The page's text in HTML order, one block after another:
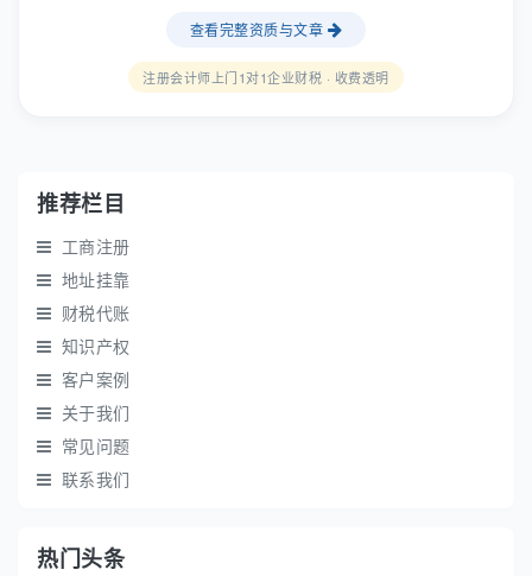
查看完整资质与文章
注册会计师上门1对1企业财税 · 收费透明
推荐栏目
工商注册
地址挂靠
财税代账
知识产权
客户案例
关于我们
常见问题
联系我们
热门头条